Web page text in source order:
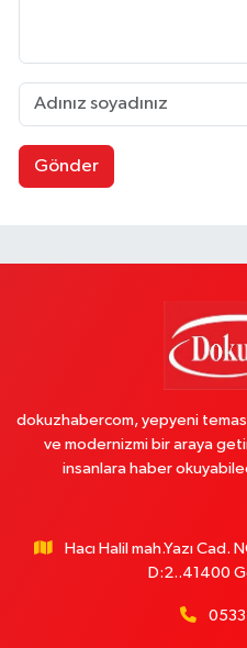
Gönder
dokuzhabercom, yepyeni
ve modernizmi bir araya
insanlara haber
Hacı Halil mah.Yazı Cad.
D:2..41400